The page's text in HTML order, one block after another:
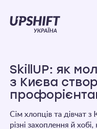
Upshift
SkillUP: як
з Києва
Сім хлопців та дівчат з
різні захоплення й